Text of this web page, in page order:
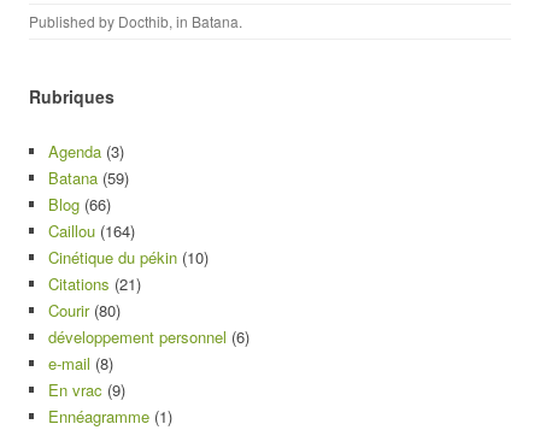
Published by Docthib, in Batana.
Rubriques
Agenda (3)
Batana (59)
Blog (66)
Caillou (164)
Cinétique du pékin (10)
Citations (21)
Courir(80)
développement personnel (6)
e-mail (8)
En vrac (9)
Ennéagramme (1)